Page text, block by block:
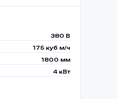
380 В
175 куб м/ч
1800 мм
4 кВт